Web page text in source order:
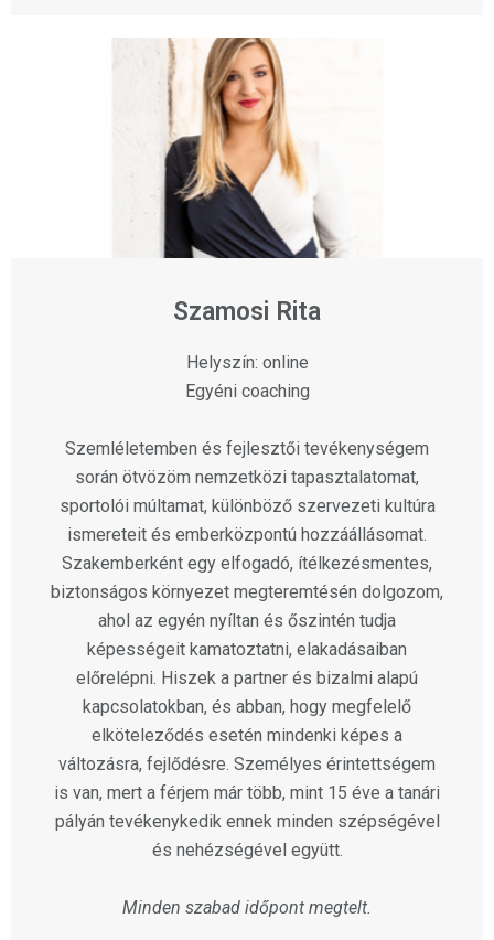
Szamosi Rita
Helyszín: online
Egyéni coaching
Szemléletemben és fejlesztői tevékenységem
során ötvözöm nemzetközi tapasztalatomat,
sportolói múltamat, különböző szervezeti kultúra
ismereteit és emberközpontú hozzáállásomat.
Szakemberként egy elfogadó, ítélkezésmentes,
biztonságos környezet megteremtésén dolgozom,
ahol az egyén nyíltan és őszintén tudja
képességeit kamatoztatni, elakadásaiban
előrelépni. Hiszek a partner és bizalmi alapú
kapcsolatokban, és abban, hogy megfelelő
elköteleződés esetén mindenki képes a
változásra, fejlődésre. Személyes érintettségem
is van, mert a férjem már több, mint 15 éve a tanári
pályán tevékenykedik ennek minden szépségével
és nehézségével együtt.
Minden szabad időpont megtelt.